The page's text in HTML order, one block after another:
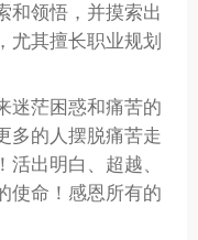
和领悟，并摸索出
尤其擅长职业规划
迷茫困惑和痛苦的
多的人摆脱痛苦走
出明白、超越、
使命！感恩所有的